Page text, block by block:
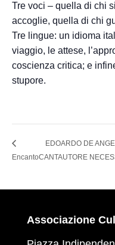
Tre voci – quella di chi
accoglie, quella di chi
Tre lingue: un idioma
viaggio, le attese,
coscienza critica; e
stupore.
Encanto
EDOARDO DE
CANTAUTORE
Associazione